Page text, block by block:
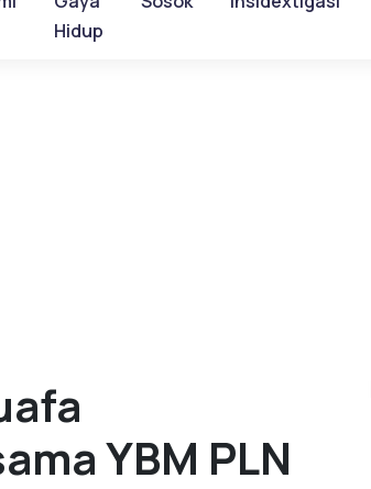
Hidup
YBM PLN